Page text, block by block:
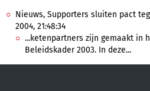
Nieuws, Supporters sluiten pact
2004, 21:48:34
...ketenpartners zijn gemaakt in
Beleidskader 2003. In deze...